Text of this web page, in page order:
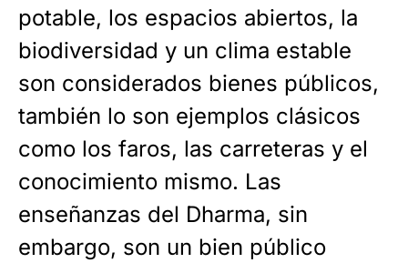
potable, los espacios abiertos, la
biodiversidad y un clima estable
son considerados bienes públicos,
también lo son ejemplos clásicos
como los faros, las carreteras y el
conocimiento mismo. Las
enseñanzas del Dharma, sin
embargo, son un bien público